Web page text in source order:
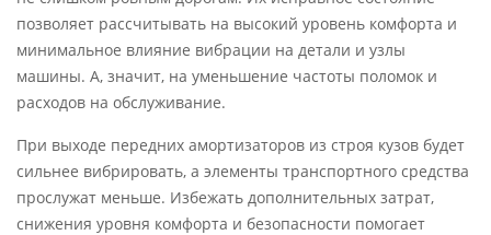
позволяет рассчитывать на высокий уровень комфорта и
минимальное влияние вибрации на детали и узлы
машины. А, значит, на уменьшение частоты поломок и
расходов на обслуживание.
При выходе передних амортизаторов из строя кузов будет
сильнее вибрировать, а элементы транспортного средства
прослужат меньше. Избежать дополнительных затрат,
снижения уровня комфорта и безопасности помогает